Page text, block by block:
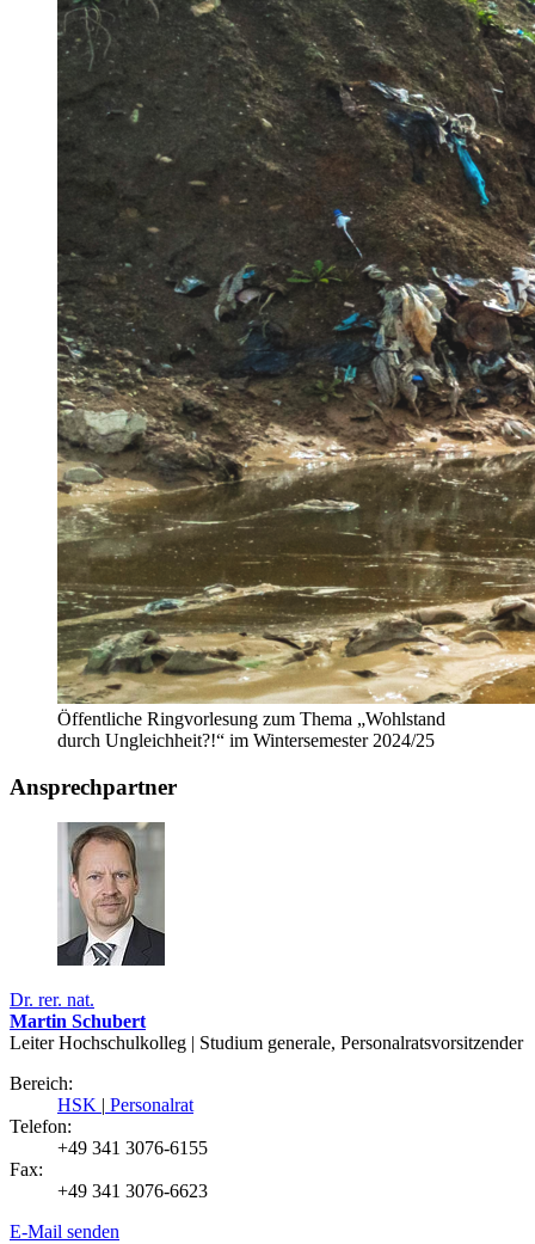
Öffentliche Ringvorlesung zum Thema „Wohlstand
durch Ungleichheit?!“ im Wintersemester 2024/25
Ansprechpartner
Dr. rer. nat.
Martin Schubert
Leiter Hochschulkolleg | Studium generale, Personalratsvorsitzender
Bereich:
HSK
Personalrat
Telefon:
+49 341 3076-6155
Fax:
+49 341 3076-6623
E-Mail senden